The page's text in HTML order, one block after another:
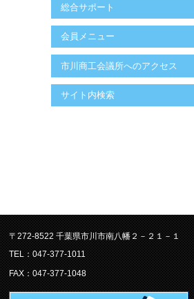
総合サポート
会員メニュー
市川商工会議所へのアクセス
サイト内検索
〒272-8522 千葉県市川市南八幡２－２１－１
TEL：047-377-1011
FAX：047-377-1048